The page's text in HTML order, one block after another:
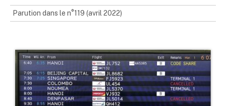
Parution dans le n°119 (avril 2022)